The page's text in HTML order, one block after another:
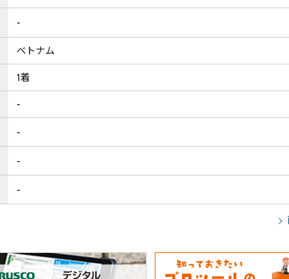
-
ベトナム
1着
-
-
-
-